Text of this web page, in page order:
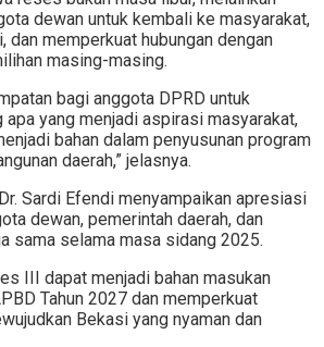
dewan untuk kembali ke masyarakat,
dan memperkuat hubungan dengan
masing-masing.
bagi anggota DPRD untuk
apa yang menjadi aspirasi masyarakat,
bahan dalam penyusunan program
daerah,” jelasnya.
Sardi Efendi menyampaikan apresiasi
dewan, pemerintah daerah, dan
sama selama masa sidang 2025.
III dapat menjadi bahan masukan
Tahun 2027 dan memperkuat
Bekasi yang nyaman dan